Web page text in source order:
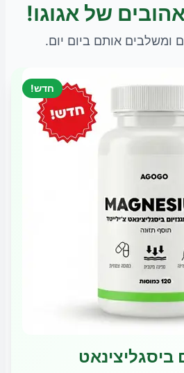
של אגוגו!
ומשלבים אותם ביום יום.
חדש!
ביסגליצינאט